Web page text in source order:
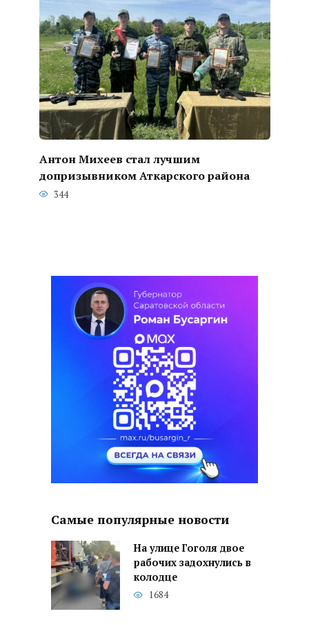
Антон Михеев стал лучшим
допризывником Аткарского района
344
Самые популярные новости
На улице Гоголя двое
рабочих задохнулись в
колодце
1684